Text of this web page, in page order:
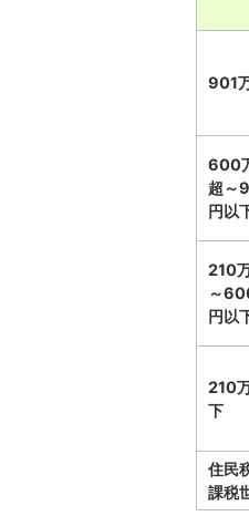
901
600
超～
円以
210
～
円以
210
下
住民
課税